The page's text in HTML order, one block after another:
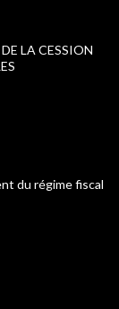
LA CESSION
du régime fiscal